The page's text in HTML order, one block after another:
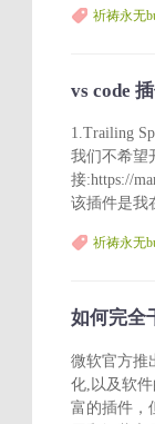
祈祷永无
vs code
1.Trailing
我们不希望
接:https://
该插件是我
祈祷永无
如何完全
微软官方推
化,以及软
富的插件，